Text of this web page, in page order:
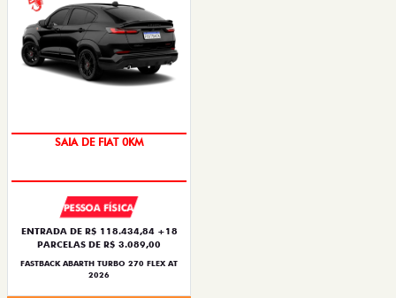
PREÇO IMPERDÍVEL
PESSOA FÍSICA
ENTRADA DE R$ 118.434,84 +18
PARCELAS DE R$ 3.089,00
FASTBACK ABARTH TURBO 270 FLEX AT
2026